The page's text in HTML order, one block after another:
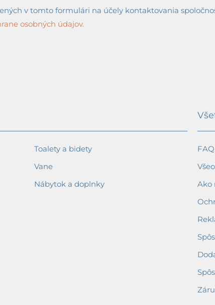
v tomto formulári na účely kontaktovania
osobných údajov.
Toalety a bidety
Vane
Nábytok a doplnky
FAQ
Ako